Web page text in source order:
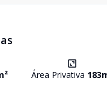
Área Privativa 183